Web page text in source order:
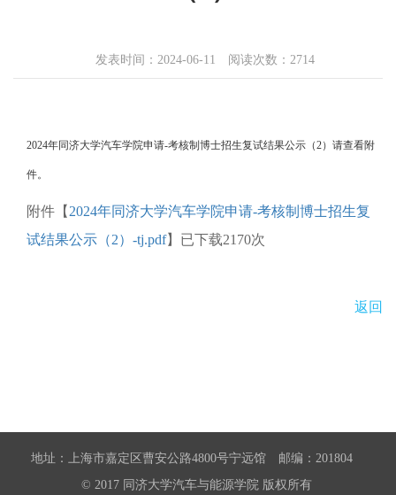
发表时间：2024-06-11 阅读次数： 2714
2024年同济大学汽车学院申请-考核制博士招生复试结果公示（2）请查看附
件。
附件【 2024年同济大学汽车学院申请-考核制博士招生复
试结果公示（2）-tj.pdf】已下载2170次
返回
地址：上海市嘉定区曹安公路4800号宁远馆 邮编：201804
© 2017 同济大学汽车与能源学院 版权所有